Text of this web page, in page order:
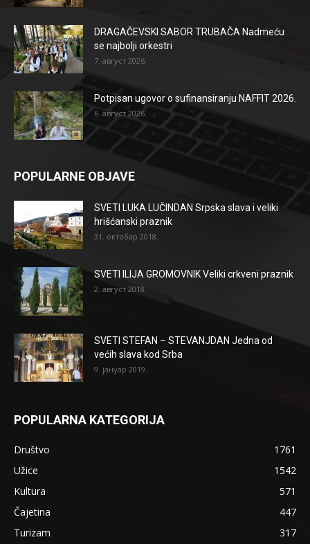
DRAGAČEVSKI SABOR TRUBAČA Nadmeću
se najbolji orkestri
7. август 2026.
Potpisan ugovor o sufinansiranju NAFFIT 2026.
6. август 2026.
POPULARNE OBJAVE
SVETI LUKA LUČINDAN Srpska slava i veliki
hrišćanski praznik
31. октобар 2018.
SVETI ILIJA GROMOVNIK Veliki crkveni praznik
2. август 2018.
SVETI STEFAN – STEVANJDAN Jedna od
većih slava kod Srba
9. јануар 2019.
POPULARNA KATEGORIJA
Društvo
1761
Užice
1542
Kultura
571
Čajetina
447
Turizam
317